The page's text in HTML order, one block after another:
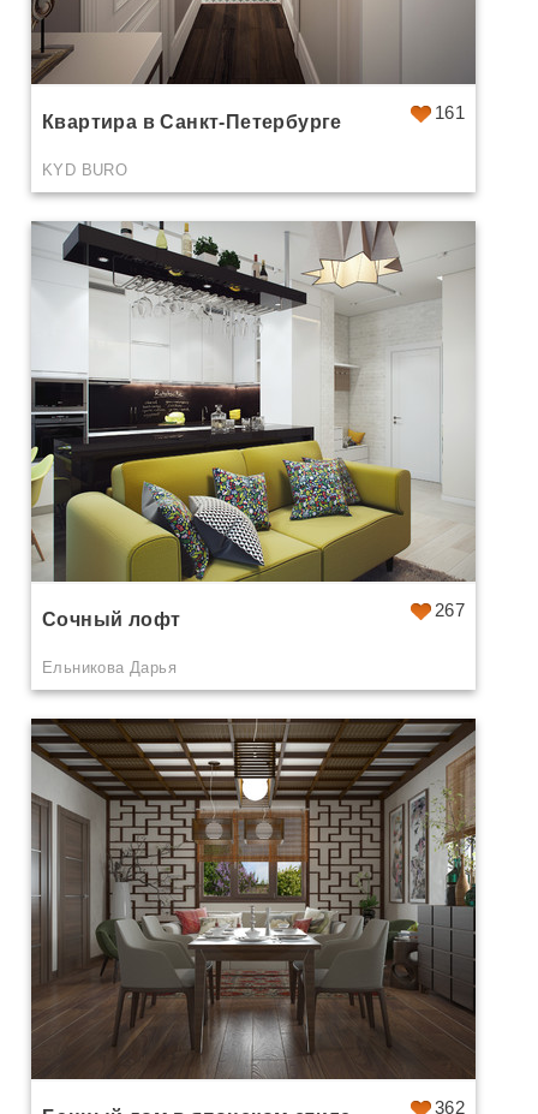
161
Квартира в Санкт-Петербурге
KYD BURO
267
Сочный лофт
Ельникова Дарья
362